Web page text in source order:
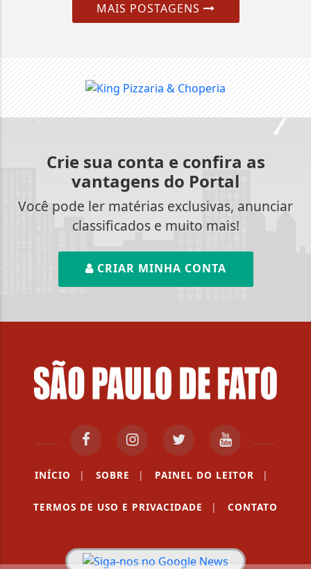
MAIS POSTAGENS
Crie sua conta e confira as
vantagens do Portal
Você pode ler matérias exclusivas, anunciar
classificados e muito mais!
CRIAR MINHA CONTA
INÍCIO | SOBRE | PAINEL DO LEITOR |
TERMOS DE USO E PRIVACIDADE | CONTATO